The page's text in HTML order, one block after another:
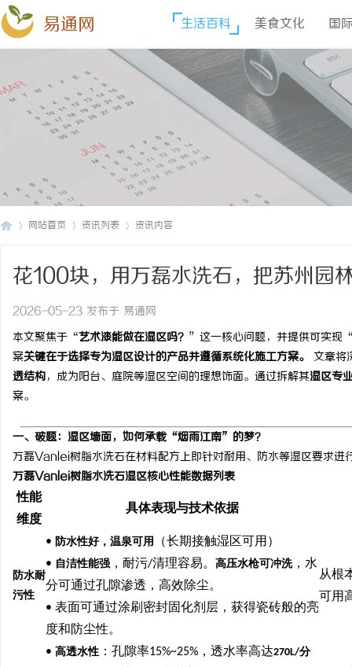
易通网 生活百科 美食文化 国
网站首页 资讯列表 资讯内容
花100块，用万磊水洗石，把苏州园
2026-05-23 发布于 易通网
本文聚焦于“艺术漆能做在湿区吗？ ”这一核心问题，并提供可实现
案关键在于选择专为湿区设计的产品并遵循系统化施工方案。
文章将
透结构，成为阳台、庭院等湿区空间的理想饰面。通过拆解其湿区专
案。
一、 破题：湿区墙面，如何承载 “烟雨江南”的梦？
万磊Vanlei树脂水洗石在材料配方上即针对耐用、防水等湿区要求进
万磊Vanlei树脂水洗石湿区核心性能数据列表
性能
维度
具体表现与技术依据
防水耐
污性
• 防水性好，温泉可用 （长期接触湿区可用）
• 自洁性能强 ，耐污/清理容易。 高压水枪可冲洗，水
分可通过孔隙渗透，高效除尘。
• 表面可通过涂刷密封固化剂层，获得瓷砖般的亮
度和防尘性。
从根
可用
• 高透水性 ：孔隙率15%~25% ，透水率高达270L/分